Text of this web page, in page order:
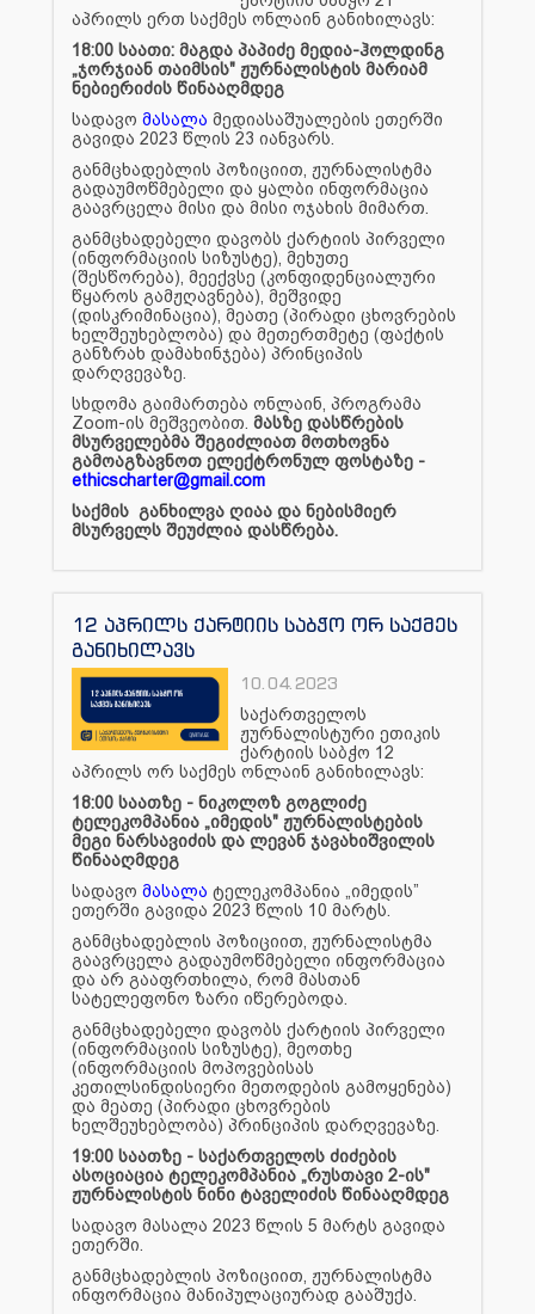
აპრილს ერთ საქმეს ონლაინ განიხილავს:
18:00 საათი: მაგდა პაპიძე მედია-ჰოლდინგ
„ჯორჯიან თაიმსის" ჟურნალისტის მარიამ
ნებიერიძის წინააღმდეგ
სადავო მასალა მედიასაშუალების ეთერში
გავიდა 2023 წლის 23 იანვარს.
განმცხადებლის პოზიციით, ჟურნალისტმა
გადაუმოწმებელი და ყალბი ინფორმაცია
გაავრცელა მისი და მისი ოჯახის მიმართ.
განმცხადებელი დავობს ქარტიის პირველი
(ინფორმაციის სიზუსტე), მეხუთე
(შესწორება), მეექვსე (კონფიდენციალური
წყაროს გამჟღავნება), მეშვიდე
(დისკრიმინაცია), მეათე (პირადი ცხოვრების
ხელშეუხებლობა) და მეთერთმეტე (ფაქტის
განზრახ დამახინჯება) პრინციპის
დარღვევაზე.
სხდომა გაიმართება ონლაინ, პროგრამა
Zoom-ის მეშვეობით. მასზე დასწრების
მსურველებმა შეგიძლიათ მოთხოვნა
გამოაგზავნოთ ელექტრონულ ფოსტაზე -
ethicscharter@gmail.com
საქმის განხილვა ღიაა და ნებისმიერ
მსურველს შეუძლია დასწრება.
12 აპრილს ქარტიის საბჭო ორ საქმეს
განიხილავს
10.04.2023
საქართველოს
ჟურნალისტური ეთიკის
ქარტიის საბჭო 12
აპრილს ორ საქმეს ონლაინ განიხილავს:
18:00 საათზე - ნიკოლოზ გოგლიძე
ტელეკომპანია „იმედის" ჟურნალისტების
მეგი ნარსავიძის და ლევან ჯავახიშვილის
წინააღმდეგ
სადავო მასალა ტელეკომპანია „იმედის”
ეთერში გავიდა 2023 წლის 10 მარტს.
განმცხადებლის პოზიციით, ჟურნალისტმა
გაავრცელა გადაუმოწმებელი ინფორმაცია
და არ გააფრთხილა, რომ მასთან
სატელეფონო ზარი იწერებოდა.
განმცხადებელი დავობს ქარტიის პირველი
(ინფორმაციის სიზუსტე), მეოთხე
(ინფორმაციის მოპოვებისას
კეთილსინდისიერი მეთოდების გამოყენება)
და მეათე (პირადი ცხოვრების
ხელშეუხებლობა) პრინციპის დარღვევაზე.
19:00 საათზე - საქართველოს ძიძების
ასოციაცია ტელეკომპანია „რუსთავი 2-ის"
ჟურნალისტის ნინი ტაველიძის წინააღმდეგ
სადავო მასალა 2023 წლის 5 მარტს გავიდა
ეთერში.
განმცხადებლის პოზიციით, ჟურნალისტმა
ინფორმაცია მანიპულაციურად გააშუქა.